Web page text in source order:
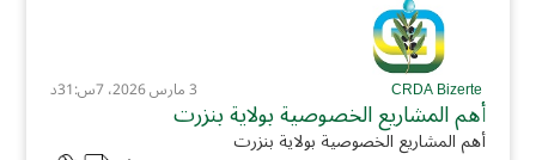
3 مارس 2026، 7س:31د
أهم المشاريع الخصوصية بولاية بنزرت
أهم المشاريع الخصوصية بولاية بنزرت